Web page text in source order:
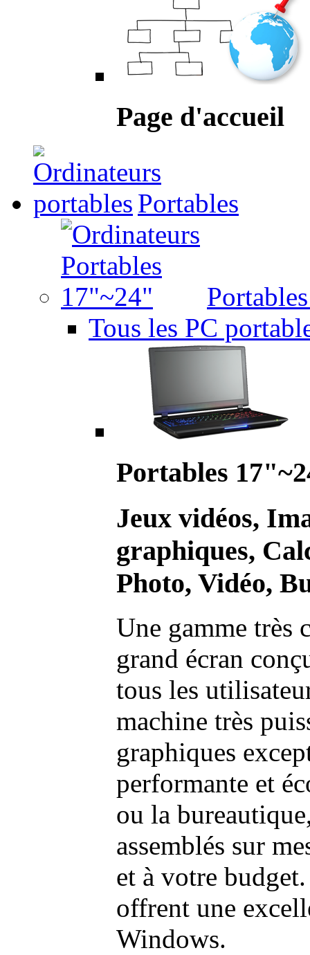
Page d'accueil
Portables
Tous les PC
Portables
Jeux vidéos,
graphiques,
Photo, Vidéo,
Une gamme très
grand écran
tous les
machine très
graphiques
performante et
ou la
assemblés sur
et à votre
offrent une
Windows.